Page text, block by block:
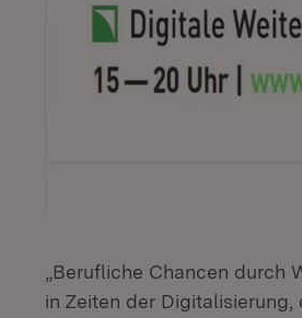
„Berufliche Chancen
in Zeiten der